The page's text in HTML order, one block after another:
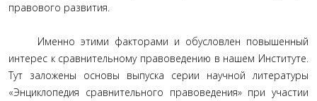
правового развития.
Именно этими факторами и обусловлен повышенный
интерес к сравнительному правоведению в нашем Институте.
Тут заложены основы выпуска серии научной литературы
«Энциклопедия сравнительного правоведения» при участии